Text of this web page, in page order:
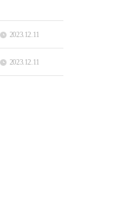
2023.12.11
2023.12.11